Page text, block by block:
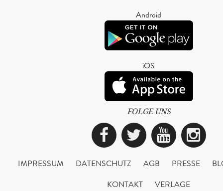
Android
iOS
FOLGE UNS
Facebook
Twitter
IMPRESSUM DATENSCHUTZ AGB PRESSE
KONTAKT
VERLAGE